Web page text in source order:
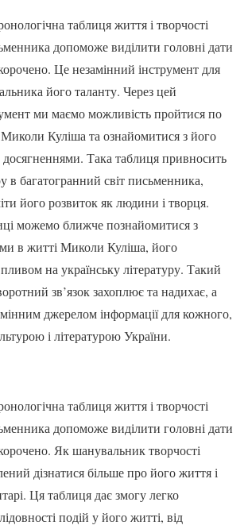
таблиця життя і творчості
допоможе виділити головні дати
Це незамінний інструмент для
його таланту. Через цей
ми маємо можливість пройтися по
Куліша та ознайомитися з його
Така таблиця привносить
в багатогранний світ письменника,
його розвиток як людини і творця.
можемо ближче познайомитися з
в житті Миколи Куліша, його
на українську літературу. Такий
зв’язок захоплює та надихає, а
джерелом інформації для кожного,
і літературою України.
таблиця життя і творчості
допоможе виділити головні дати
Як шанувальник творчості
дізнатися більше про його життя і
Ця таблиця дає змогу легко
подій у його житті, від